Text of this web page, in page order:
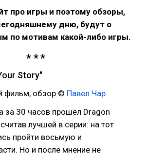
про игры и поэтому обзоры,
дню, будут о
по мотивам какой-либо игры.
Story"
фильм, обзор © Павел Чар
за 30 часов прошёл Dragon
лучшей в серии: на тот
пройти восьмую и
Но и после мнение не